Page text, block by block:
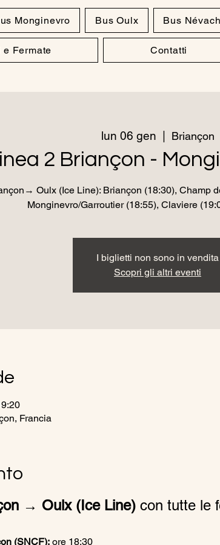
Monginevro Bus Oulx Bus
e Fermate Contatti
lun 06 gen Briançon
2 Briançon -
Oulx (Ice Line): Briançon (18:30), Champ
Monginevro/Garroutier (18:55), Claviere
I biglietti non sono in vendita
Scopri gli altri eventi
Francia
→ Oulx (Ice Line) con tutte le
(SNCF): ore 18:30